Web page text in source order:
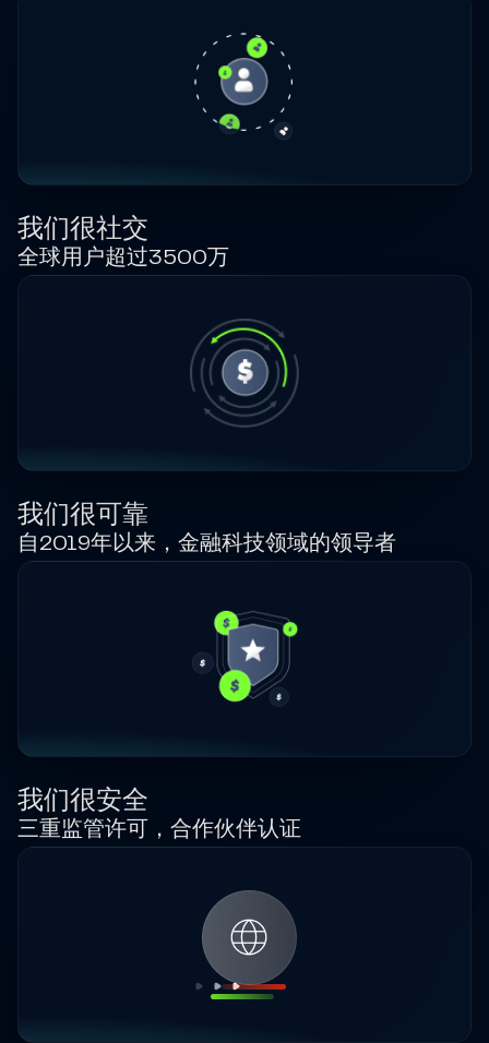
我们很社交
全球用户超过3500万
我们很可靠
自2019年以来，金融科技领域的领导者
我们很安全
三重监管许可，合作伙伴认证